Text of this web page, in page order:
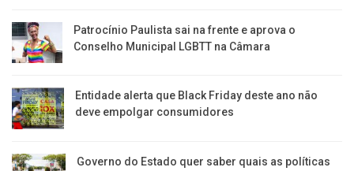
Patrocínio Paulista sai na frente e aprova o
Conselho Municipal LGBTT na Câmara
Entidade alerta que Black Friday deste ano não
deve empolgar consumidores
Governo do Estado quer saber quais as políticas